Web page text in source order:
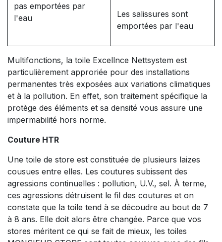
pas emportées par
l'eau
Les salissures sont
emportées par l'eau
Multifonctions, la toile Excellnce Nettsystem est
particulièrement approriée pour des installations
permanentes très exposées aux variations climatiques
et à la pollution. En effet, son traitement spécifique la
protège des éléments et sa densité vous assure une
impermabilité hors norme.
Couture HTR
Une toile de store est constituée de plusieurs laizes
cousues entre elles. Les coutures subissent des
agressions continuelles : pollution, U.V., sel. À terme,
ces agressions détruisent le fil des coutures et on
constate que la toile tend à se découdre au bout de 7
à 8 ans. Elle doit alors être changée. Parce que vos
stores méritent ce qui se fait de mieux, les toiles